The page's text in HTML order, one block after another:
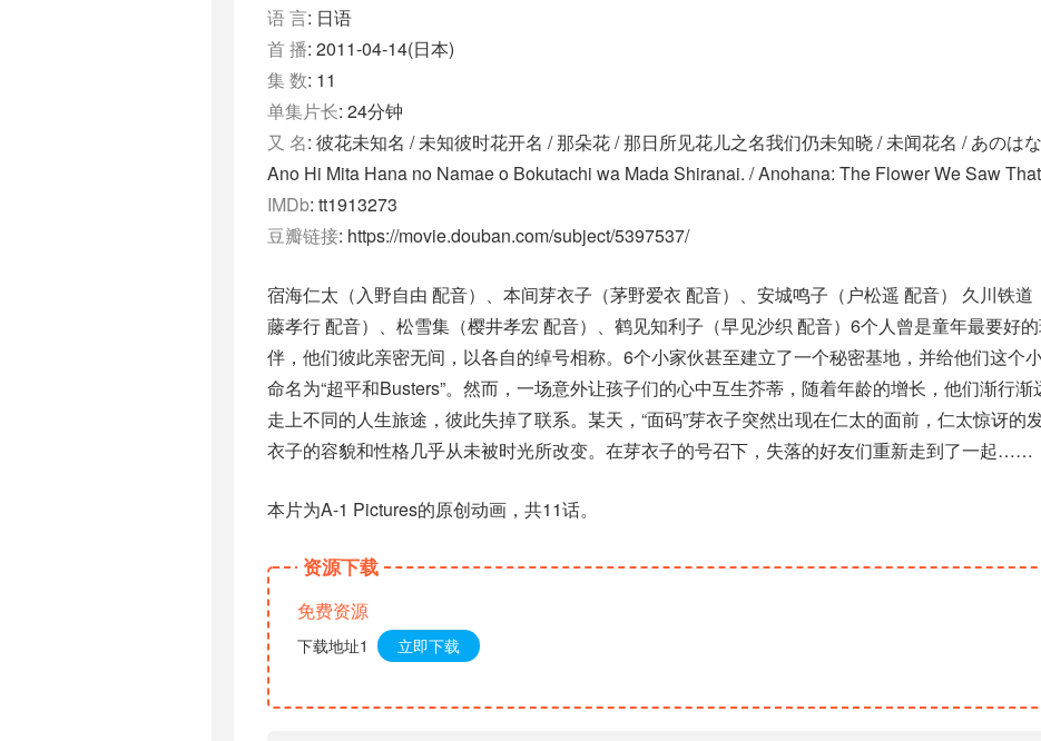
语 言: 日语
首 播: 2011-04-14(日本)
集 数: 11
单集片长: 24分钟
又 名: 彼花未知名 / 未知彼时花开名 / 那朵花 / 那日所见花儿之名我们仍未知晓 / 未闻花名 / あのは
Ano Hi Mita Hana no Namae o Bokutachi wa Mada Shiranai. / Anohana: The Flower We Saw
IMDb: tt1913273
豆瓣链接: https://movie.douban.com/subject/5397537/
宿海仁太（入野自由 配音）、本间芽衣子（茅野爱衣 配音）、安城鸣子（户松遥 配音） 久川铁道
藤孝行 配音）、松雪集（樱井孝宏 配音）、鹤见知利子（早见沙织 配音）6个人曾是童年最要好
伴，他们彼此亲密无间，以各自的绰号相称。6个小家伙甚至建立了一个秘密基地，并给他们这个
命名为“超平和Busters”。然而，一场意外让孩子们的心中互生芥蒂，随着年龄的增长，他们渐行渐
走上不同的人生旅途，彼此失掉了联系。某天，“面码”芽衣子突然出现在仁太的面前，仁太惊讶的
衣子的容貌和性格几乎从未被时光所改变。在芽衣子的号召下，失落的好友们重新走到了一起……
本片为A-1 Pictures的原创动画，共11话。
资源下载
免费资源
下载地址1 立即下载